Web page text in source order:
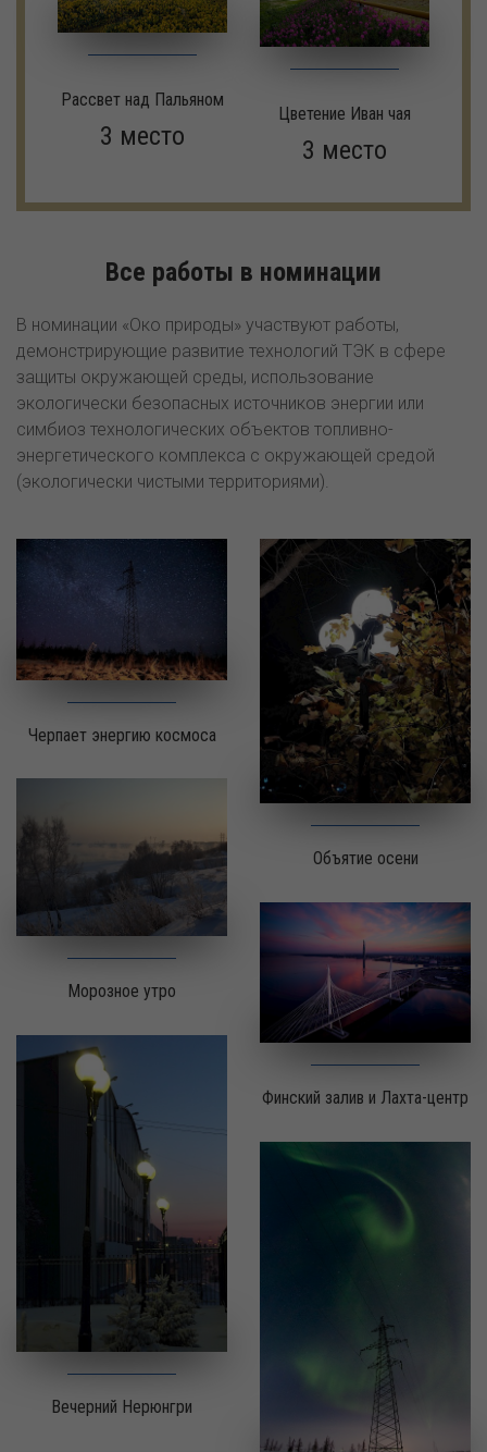
Рассвет над Пальяном
3 место
Цветение Иван чая
3 место
Все работы в номинации
В номинации «Око природы» участвуют работы,
демонстрирующие развитие технологий ТЭК в сфере
защиты окружающей среды, использование
экологически безопасных источников энергии или
симбиоз технологических объектов топливно-
энергетического комплекса с окружающей средой
(экологически чистыми территориями).
Черпает энергию космоса
Объятие осени
Морозное утро
Финский залив и Лахта-центр
Вечерний Нерюнгри